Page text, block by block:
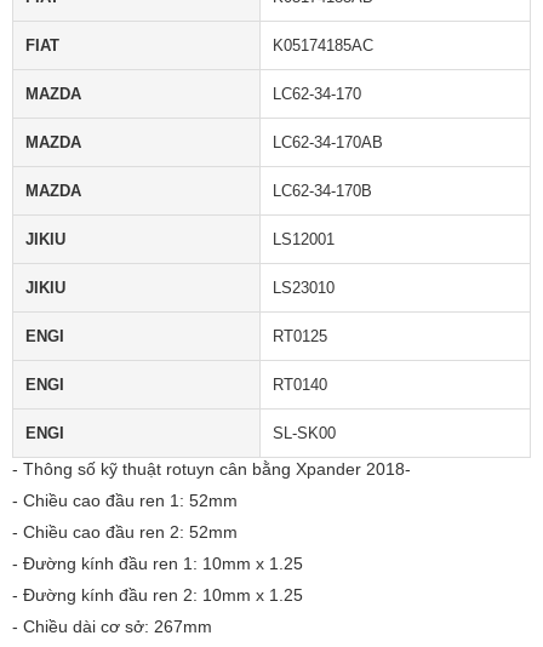
FIAT K05174185AC
MAZDA LC62-34-170
MAZDA LC62-34-170AB
MAZDA LC62-34-170B
JIKIU LS12001
JIKIU LS23010
ENGI RT0125
ENGI RT0140
ENGI SL-SK00
- Thông số kỹ thuật rotuyn cân bằng Xpander 2018-
- Chiều cao đầu ren 1: 52mm
- Chiều cao đầu ren 2: 52mm
- Đường kính đầu ren 1: 10mm x 1.25
- Đường kính đầu ren 2: 10mm x 1.25
- Chiều dài cơ sở: 267mm